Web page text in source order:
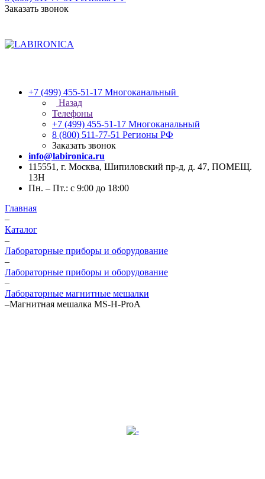
Заказать звонок
+7 (499) 455-51-17 Многоканальный
Назад
Телефоны
+7 (499) 455-51-17 Многоканальный
8 (800) 511-77-51 Регионы РФ
Заказать звонок
info@labironica.ru
115551, г. Москва, Шипиловский пр-д, д. 47, ПОМЕЩ.
13Н
Пн. – Пт.: с 9:00 до 18:00
Главная
–
Каталог
–
Лабораторные приборы и оборудование
–
Лабораторные приборы и оборудование
–
Лабораторные магнитные мешалки
–Магнитная мешалка MS-H-ProA